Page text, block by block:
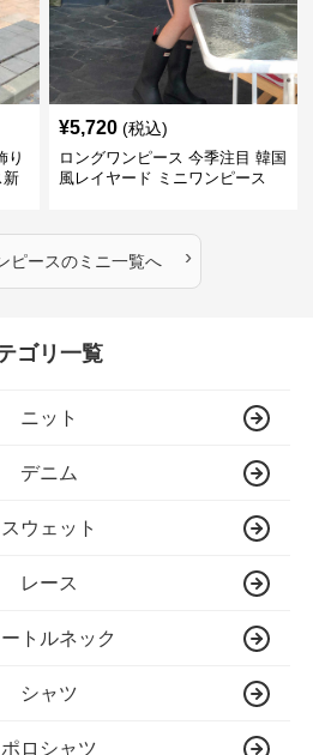
り
新
¥5,720 (税込)
ロングワンピース 今季注目 韓国
風レイヤード ミニワンピース
ピースのミニ一覧へ ›
ゴリ一覧
ニット
デニム
スウェット
レース
トルネック
シャツ
ポロシャツ